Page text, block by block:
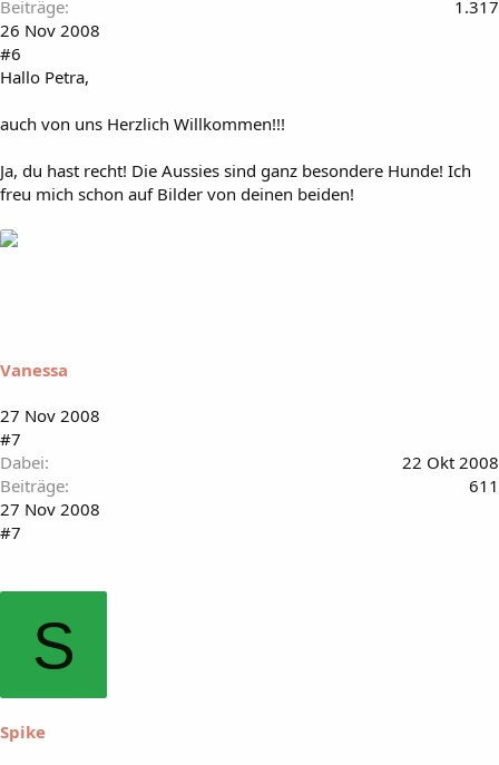
Beiträge
1.317
26 Nov 2008
#6
Hallo Petra,
auch von uns Herzlich Willkommen!!!
Ja, du hast recht! Die Aussies sind ganz besondere Hunde! Ich
freu mich schon auf Bilder von deinen beiden!
Vanessa
27 Nov 2008
#7
Dabei
22 Okt 2008
Beiträge
611
27 Nov 2008
#7
S
Spike